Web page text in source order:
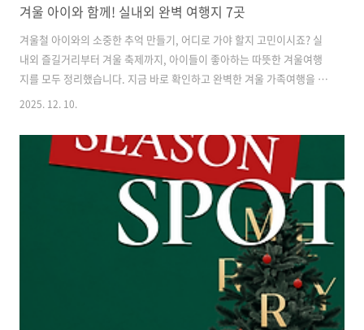
겨울 아이와 함께! 실내외 완벽 여행지 7곳
겨울철 아이와의 소중한 추억 만들기, 어디로 가야 할지 고민이시죠? 실
내외 즐길거리부터 겨울 축제까지, 아이들이 좋아하는 따뜻한 겨울여행
지를 모두 정리했습니다. 지금 바로 확인하고 완벽한 겨울 가족여행을 계
획해보세요. ✨ 겨울 아이랑 가볼만한 곳 베스트추운 겨울에도 아이들과
터 겨울 체험장까지 연령대별 맞춤형 추천지로 안전하고 따뜻한 겨울나
들이가 가능합니다. 서울 근교 당일치기부터 1박2일 코스까지 다양하게
준비되어 있어요. 🧳 겨울여행 코스 제안✅ 서울 근교 당일치기 코스오전
9시 출발로 화담숲 겨울정원 관람(2시간) → 점심식사 후 아쿠아리움 체
험(1.5시간) → 키즈카페에서 휴식 및 간식시간으로 구성된 완벽한 하루
2025. 12. 10.